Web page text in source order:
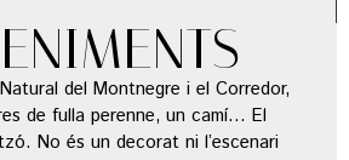
del Montnegre i el Corredor,
de fulla perenne, un camí… El
No és un decorat ni l’escenari